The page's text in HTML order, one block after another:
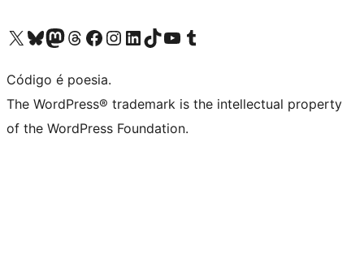
Acessar nossa conta do X (antigo Twitter)
Acessar nossa conta do Bluesky
Acessar nossa conta do Mastodon
Acessar nossa conta do Threads
Acessar nossa página do Facebook
Acessar nossa conta do Instagram
Acessar nossa conta do LinkedIn
Acessar nossa conta do TikTok
Acessar nosso canal do YouTube
Acessar nossa conta no Tumblr
Código é poesia.
The WordPress® trademark is the intellectual property
of the WordPress Foundation.